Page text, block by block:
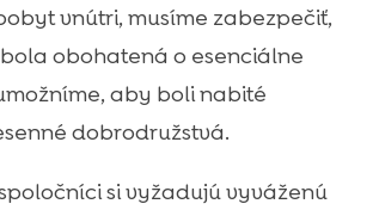
vnútri, musíme zabezpečiť,
obohatená o esenciálne
aby boli nabité
dobrodružstvá.
si vyžadujú vyváženú